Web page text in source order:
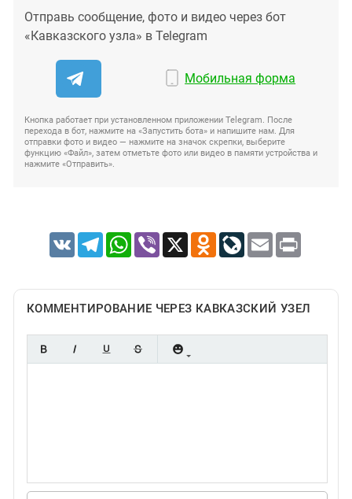
Отправь сообщение, фото и видео через бот
«Кавказского узла» в Telegram
Мобильная форма
Кнопка работает при установленном приложении Telegram. После
перехода в бот, нажмите на «Запустить бота» и напишите нам. Для
отправки фото и видео — нажмите на значок скрепки, выберите
функцию «Файл», затем отметьте фото или видео в памяти устройства и
нажмите «Отправить».
VK TelegramWhatsApp
Viber X Odnoklassniki
LiveJournal
Email Print
КОММЕНТИРОВАНИЕ ЧЕРЕЗ КАВКАЗСКИЙ УЗЕЛ